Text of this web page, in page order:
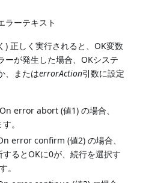
ラーテキスト
) 正しく実行されると、OK変数
ーが発生した場合、OKシステ
、またはerrorAction引数に設定
error abort (値1) の場合、
。
error confirm (値2) の場合、
るとOKに0が、続行を選択す
。